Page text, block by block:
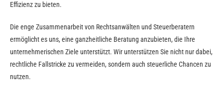
Effizienz zu bieten.
Die enge Zusammenarbeit von Rechtsanwälten und Steuerberatern
ermöglicht es uns, eine ganzheitliche Beratung anzubieten, die Ihre
unternehmerischen Ziele unterstützt. Wir unterstützen Sie nicht nur dabei,
rechtliche Fallstricke zu vermeiden, sondern auch steuerliche Chancen zu
nutzen.